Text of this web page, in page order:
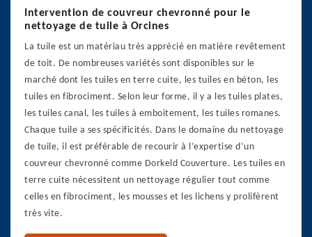
Intervention de couvreur chevronné pour le
nettoyage de tuile à Orcines
La tuile est un matériau très apprécié en matière revêtement
de toit. De nombreuses variétés sont disponibles sur le
marché dont les tuiles en terre cuite, les tuiles en béton, les
tuiles en fibrociment. Selon leur forme, il y a les tuiles plates,
les tuiles canal, les tuiles à emboitement, les tuiles romanes.
Chaque tuile a ses spécificités. Dans le domaine du nettoyage
de tuile, il est préférable de recourir à l’expertise d’un
couvreur chevronné comme Dorkeld Couverture. Les tuiles en
terre cuite nécessitent un nettoyage régulier tout comme
celles en fibrociment, les mousses et les lichens y prolifèrent
très vite.